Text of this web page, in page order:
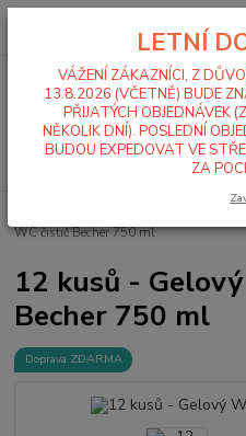
WC čistič Becher 750 ml
12 kusů -
Becher 750 ml
Doprava ZDARMA
LETNÍ
VÁŽENÍ ZÁKAZNÍCI, Z
13.8.2026 (VČETNĚ) BUDE
PŘIJATÝCH OBJEDNÁVEK
NĚKOLIK DNÍ). POSLEDNÍ
BUDOU EXPEDOVAT VE
ZA